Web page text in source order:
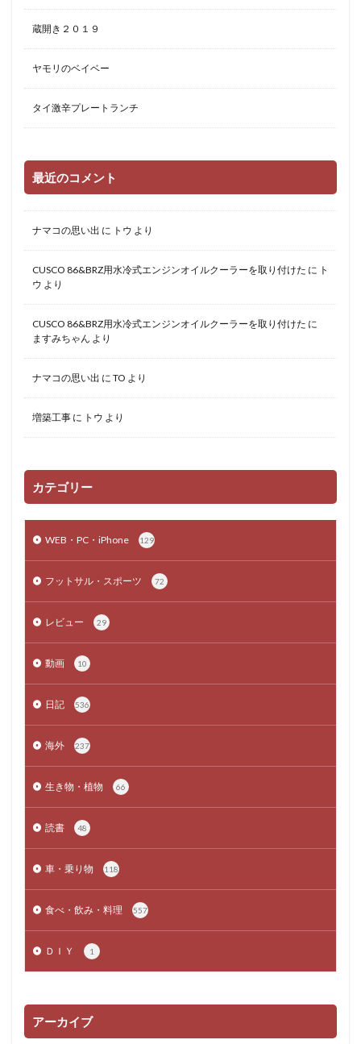
蔵開き２０１９
ヤモリのベイベー
タイ激辛プレートランチ
最近のコメント
ナマコの思い出 に トウ より
CUSCO 86&BRZ用水冷式エンジンオイルクーラーを取り付けた に ト
ウ より
CUSCO 86&BRZ用水冷式エンジンオイルクーラーを取り付けた に
ますみちゃん より
ナマコの思い出 に TO より
増築工事 に トウ より
カテゴリー
WEB・PC・iPhone 129
フットサル・スポーツ 72
レビュー 29
動画 10
日記 536
海外 237
生き物・植物 66
読書 48
車・乗り物 118
食べ・飲み・料理 557
ＤＩＹ 1
アーカイブ